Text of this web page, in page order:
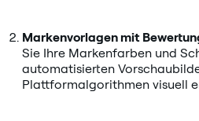
Markenvorlagen mit
Sie Ihre Markenfarben und
automatisierten
Plattformalgorithmen visuell